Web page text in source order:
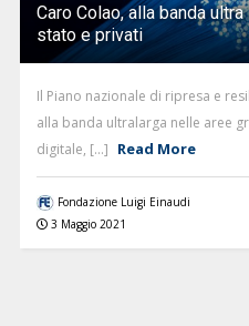
Caro Colao, alla banda
stato e privati
Il Piano nazionale di ripresa e
alla banda ultralarga nelle aree
digitale, [...] Read More
Fondazione Luigi Einaudi
3 Maggio 2021